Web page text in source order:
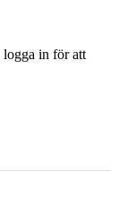
logga in för att